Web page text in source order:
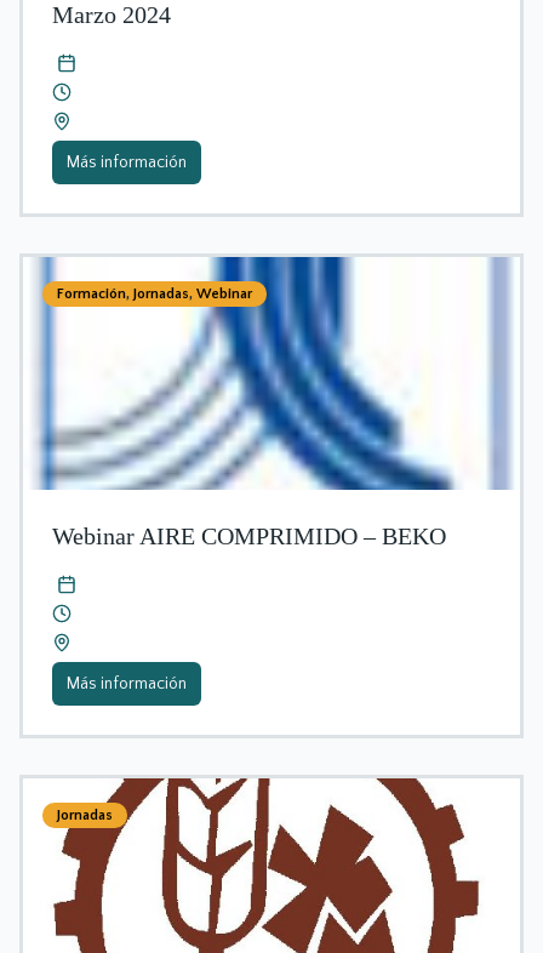
Marzo 2024
Más información
Formación, Jornadas, Webinar
Webinar AIRE COMPRIMIDO – BEKO
Más información
Jornadas